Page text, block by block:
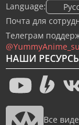
НАШИ
Все
Language:
🇷🇺
Почта для
Телеграм